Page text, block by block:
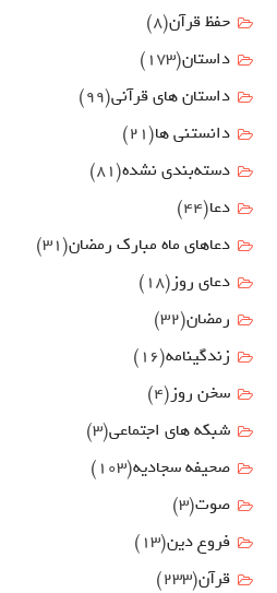
حفظ قرآن(8)
داستان(173)
داستان های قرآنی(99)
دانستنی ها(21)
دسته‌بندی نشده(81)
دعا(44)
دعاهای ماه مبارک رمضان(31)
دعای روز (18)
رمضان(32)
زندگینامه(16)
سخن روز (4)
شبکه های اجتماعی(3)
صحیفه سجادیه(103)
صوت(3)
فروع دين(13)
قرآن(233)